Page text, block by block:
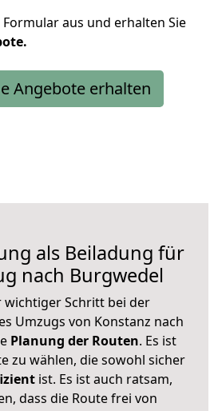
Formular aus und erhalten Sie
Angebote erhalten
als Beiladung für
nach Burgwedel
wichtiger Schritt bei der
Umzugs von Konstanz nach
Planung der Routen. Es ist
zu wählen, die sowohl sicher
ist. Es ist auch ratsam,
dass die Route frei von